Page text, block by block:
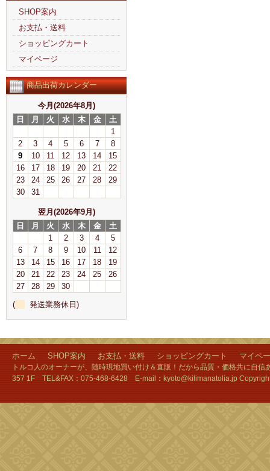
SHOP案内
お支払・送料
ショッピングカート
マイページ
商品出荷カレンダー
今月(2026年8月)
日
月 火 水 木 金
土
1
2
3 4 5 6 7
8
9
10 11 12 13 14
15
16
17 18 19 20 21
22
23
24 25 26 27 28
29
30
31
翌月(2026年9月)
日
月 火 水 木 金
土
1
2 3 4
5
6
7 8 9 10 11
12
13
14 15 16 17 18
19
20
21 22 23 24 25
26
27
28 29
30
(
発送業務休日)
ホーム SHOP案内 お支払・送料 ショッピングカート マイペ
トルコ人のオーナーが、随時現地買い付け＆直販！だから品質・価格共に自
357 1F TEL&FAX：075-468-6428 E-mail：kyoto@kilimanatolia.jp